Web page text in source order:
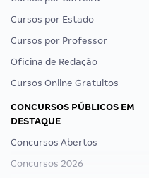
Cursos por Estado
Cursos por Professor
Oficina de Redação
Cursos Online Gratuitos
CONCURSOS PÚBLICOS EM
DESTAQUE
Concursos Abertos
Concursos 2026